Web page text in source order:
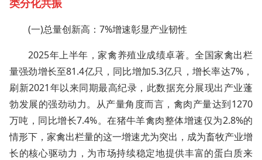
类分化共振
(一)总量创新高：7%增速彰显产业韧性
2025年上半年，家禽养殖业成绩卓著。全国家禽出栏
量强劲增长至81.4亿只，同比增加5.3亿只，增长率达7%，
刷新2021年以来同期最高纪录，此数据充分展现出产业蓬
勃发展的强劲动力。从产量角度而言，禽肉产量达到1270
万吨，同比增长7.4%。在猪牛羊禽肉整体增速仅为2.8%的
情形下，家禽出栏量的这一增速尤为突出，成为畜牧产业增
长的核心驱动力，为市场持续稳定地提供丰富的蛋白质来